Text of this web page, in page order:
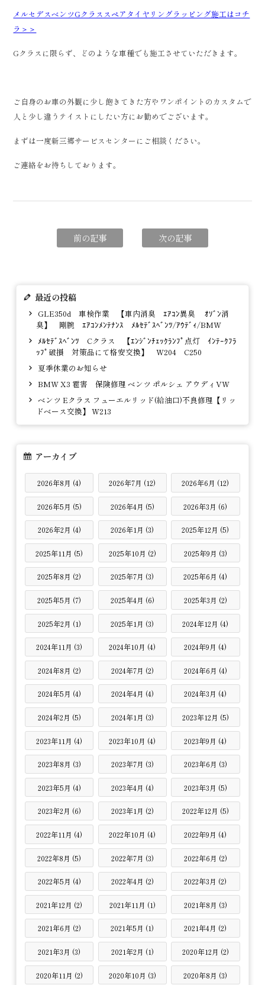
メルセデスベンツGクラススペアタイヤリングラッピング施工はコチ
ラ＞＞
Gクラスに限らず、どのような車種でも施工させていただきます。
ご自身のお車の外観に少し飽きてきた方やワンポイントのカスタムで
人と少し違うテイストにしたい方にお勧めでございます。
まずは一度新三郷サービスセンターにご相談ください。
ご連絡をお待ちしております。
前の記事 次の記事
最近の投稿
GLE350d 車検作業 【車内消臭 ｴｱｺﾝ異臭 ｵｿﾞﾝ消
臭】 剛腕 ｴｱｺﾝﾒﾝﾃﾅﾝｽ ﾒﾙｾﾃﾞｽﾍﾞﾝﾂ/ｱｳﾃﾞｨ/BMW
ﾒﾙｾﾃﾞｽﾍﾞﾝﾂ Cクラス 【ｴﾝｼﾞﾝﾁｪｯｸﾗﾝﾌﾟ点灯 ｲﾝﾃｰｸﾌﾗ
ｯﾌﾟ破損 対策品にて格安交換】 W204 C250
夏季休業のお知らせ
BMW X3 雹害 保険修理 ベンツ ポルシェ アウディVW
ベンツ Eクラス フューエルリッド(給油口)不良修理【リッ
ドベース交換】 W213
アーカイブ
2026年8月 (4) 2026年7月 (12) 2026年6月 (12)
2026年5月 (5) 2026年4月 (5) 2026年3月 (6)
2026年2月 (4) 2026年1月 (3) 2025年12月 (5)
2025年11月 (5) 2025年10月 (2) 2025年9月 (3)
2025年8月 (2) 2025年7月 (3) 2025年6月 (4)
2025年5月 (7) 2025年4月 (6) 2025年3月 (2)
2025年2月 (1) 2025年1月 (3) 2024年12月 (4)
2024年11月 (3) 2024年10月 (4) 2024年9月 (4)
2024年8月 (2) 2024年7月 (2) 2024年6月 (4)
2024年5月 (4) 2024年4月 (4) 2024年3月 (4)
2024年2月 (5) 2024年1月 (3) 2023年12月 (5)
2023年11月 (4) 2023年10月 (4) 2023年9月 (4)
2023年8月 (3) 2023年7月 (3) 2023年6月 (3)
2023年5月 (4) 2023年4月 (4) 2023年3月 (5)
2023年2月 (6) 2023年1月 (2) 2022年12月 (5)
2022年11月 (4) 2022年10月 (4) 2022年9月 (4)
2022年8月 (5) 2022年7月 (3) 2022年6月 (2)
2022年5月 (4) 2022年4月 (2) 2022年3月 (2)
2021年12月 (2) 2021年11月 (1) 2021年8月 (3)
2021年6月 (2) 2021年5月 (1) 2021年4月 (2)
2021年3月 (3) 2021年2月 (1) 2020年12月 (2)
2020年11月 (2) 2020年10月 (3) 2020年8月 (3)